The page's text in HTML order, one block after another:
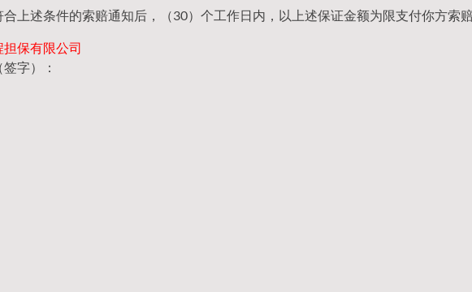
上述条件的索赔通知后，（30）个工作日内，以上述保证金额为限支付你方索赔
保有限公司
字）：